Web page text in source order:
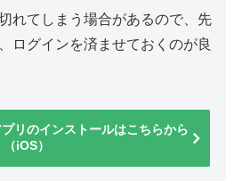
れてしまう場合があるので、先
ログインを済ませておくのが良
リのインストールはこちらから
（iOS）